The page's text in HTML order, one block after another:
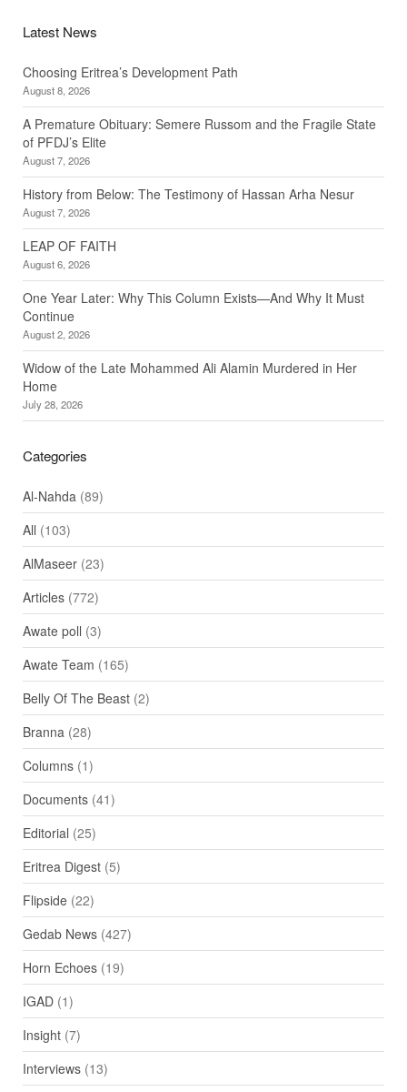
Latest News
Choosing Eritrea’s Development Path
August 8, 2026
A Premature Obituary: Semere Russom and the Fragile State
of PFDJ’s Elite
August 7, 2026
History from Below: The Testimony of Hassan Arha Nesur
August 7, 2026
LEAP OF FAITH
August 6, 2026
One Year Later: Why This Column Exists—And Why It Must
Continue
August 2, 2026
Widow of the Late Mohammed Ali Alamin Murdered in Her
Home
July 28, 2026
Categories
Al-Nahda(89)
All (103)
AlMaseer(23)
Articles(772)
Awate poll (3)
Awate Team (165)
Belly Of The Beast(2)
Branna(28)
Columns(1)
Documents(41)
Editorial (25)
Eritrea Digest(5)
Flipside(22)
Gedab News(427)
Horn Echoes(19)
IGAD(1)
Insight(7)
Interviews(13)